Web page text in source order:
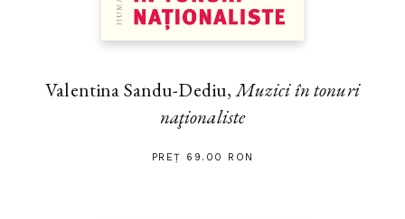
Valentina Sandu-Dediu,Muzici în tonuri
naţionaliste
PREȚ 69.00 RON